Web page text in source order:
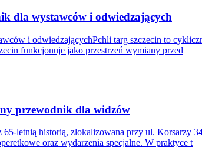
dla wystawców i odwiedzających
i odwiedzającychPchli targ szczecin to
funkcjonuje jako przestrzeń wymiany przed
przewodnik dla widzów
letnią historią, zlokalizowana przy ul. Korsarzy
oraz wydarzenia specjalne. W praktyce t